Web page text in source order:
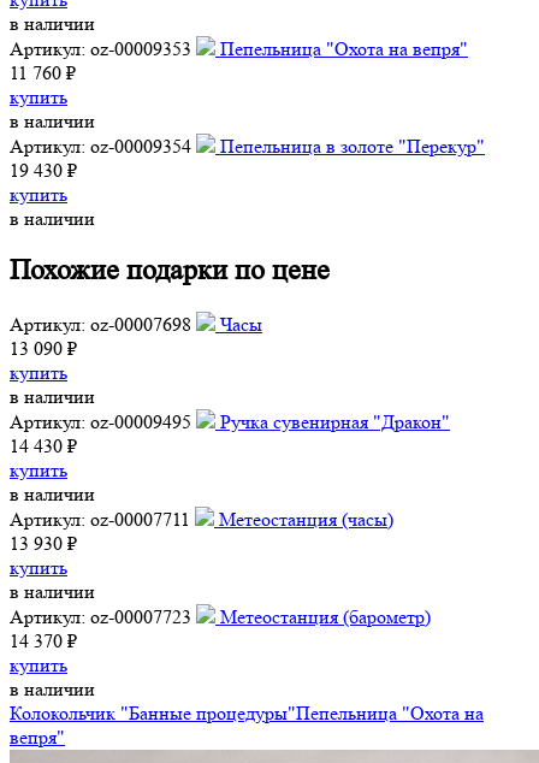
в наличии
Артикул: oz-00009353
Пепельница "Охота на вепря"
11 760 ₽
купить
в наличии
Артикул: oz-00009354
Пепельница в золоте "Перекур"
19 430 ₽
купить
в наличии
Похожие подарки по цене
Артикул: oz-00007698
Часы
13 090 ₽
купить
в наличии
Артикул: oz-00009495
Ручка сувенирная "Дракон"
14 430 ₽
купить
в наличии
Артикул: oz-00007711
Метеостанция (часы)
13 930 ₽
купить
в наличии
Артикул: oz-00007723
Метеостанция (барометр)
14 370 ₽
купить
в наличии
Колокольчик "Банные процедуры"Пепельница "Охота на
вепря"